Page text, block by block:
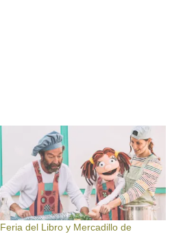
Feria del Libro y Mercadillo de